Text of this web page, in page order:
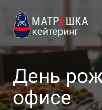
День
офисе